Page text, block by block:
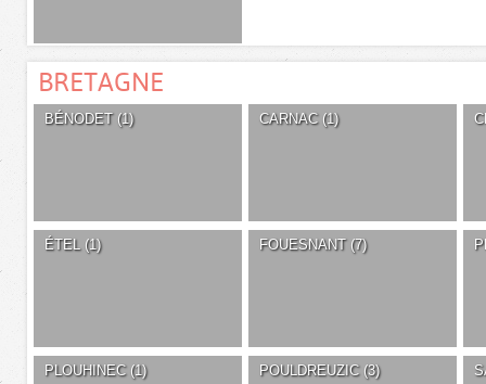
BRETAGNE
BÉNODET (1) CARNAC (1)
ÉTEL (1) FOUESNANT (7)
PLOUHINEC (1) POULDREUZIC (3)